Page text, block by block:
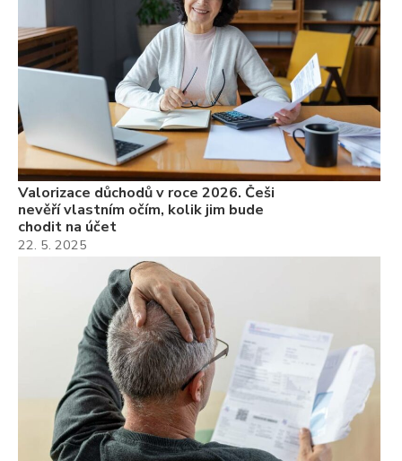
Valorizace důchodů v roce 2026. Češi
nevěří vlastním očím, kolik jim bude
chodit na účet
22. 5. 2025